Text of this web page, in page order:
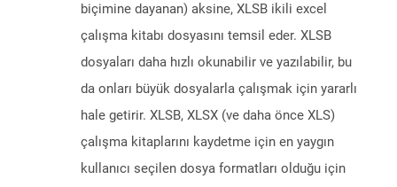
biçimine dayanan) aksine, XLSB ikili excel
çalışma kitabı dosyasını temsil eder. XLSB
dosyaları daha hızlı okunabilir ve yazılabilir, bu
da onları büyük dosyalarla çalışmak için yararlı
hale getirir. XLSB, XLSX (ve daha önce XLS)
çalışma kitaplarını kaydetme için en yaygın
kullanıcı seçilen dosya formatları olduğu için